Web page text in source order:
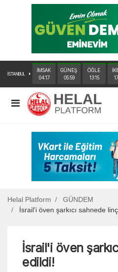
İSTANBUL
İMSAK
04:17
GÜNEŞ
05:59
ÖĞLE
13:15
Helal Platform
GÜNDEM
İsrail'i öven şarkıcı sahnede
İsrail'i öven
edildi!